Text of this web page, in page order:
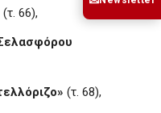
(τ. 66),
(τ. 68),